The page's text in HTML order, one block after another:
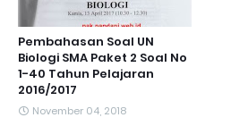
Pembahasan Soal UN
Biologi SMA Paket 2 Soal No
1-40 Tahun Pelajaran
2016/2017
November 04, 2018